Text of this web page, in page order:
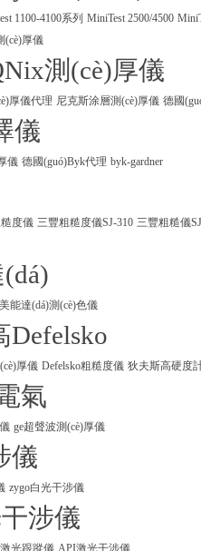
1100-4100系列 MiniTest 2500/4500
(cè)厚儀
測(cè)厚儀
厚儀代理 尼克斯涂層測(cè)厚儀 德國
儀
儀 德國(guó)Byk代理 byk-gardner
度儀 三豐粗糙度儀SJ-310 三豐粗糙儀
能達(dá)測(cè)色儀
Defelsko
厚儀 Defelsko粗糙度儀 狄夫斯高硬度
氣
ge超聲波測(cè)厚儀
儀
zygo白光干涉儀
涉儀
光跟蹤儀 API激光干涉儀